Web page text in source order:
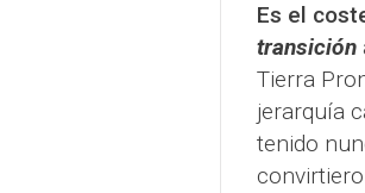
Es el
transición
Tierra
jerarquía
tenido